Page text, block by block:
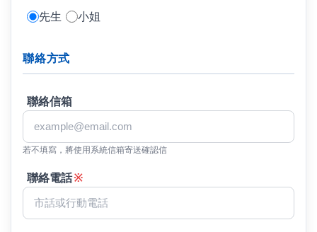
先生
小姐
聯絡方式
聯絡信箱
若不填寫，將使用系統信箱寄送確認信
聯絡電話※